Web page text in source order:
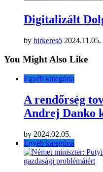
Digitalizált
by hirkeresö 2024.11.05.
You Might Also Like
Egyéb kategória
A rendőrség
Andrej Danko
by 2024.02.05.
Egyéb kategória